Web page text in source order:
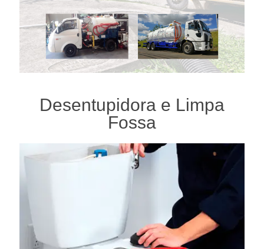
Desentupidora e Limpa
Fossa